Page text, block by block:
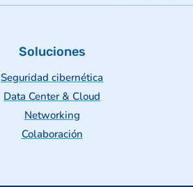
Soluciones
Seguridad cibernética
Data Center & Cloud
Networking
Colaboración